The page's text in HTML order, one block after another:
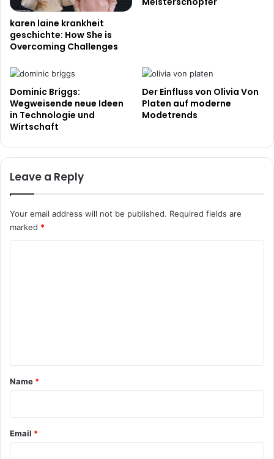
karen laine krankheit
geschichte: How She is
Overcoming Challenges
Dominic Briggs:
Wegweisende neue Ideen
in Technologie und
Wirtschaft
Der Einfluss von Olivia Von
Platen auf moderne
Modetrends
Leave a Reply
Your email address will not be published. Required fields are
marked *
*
Name *
Email *